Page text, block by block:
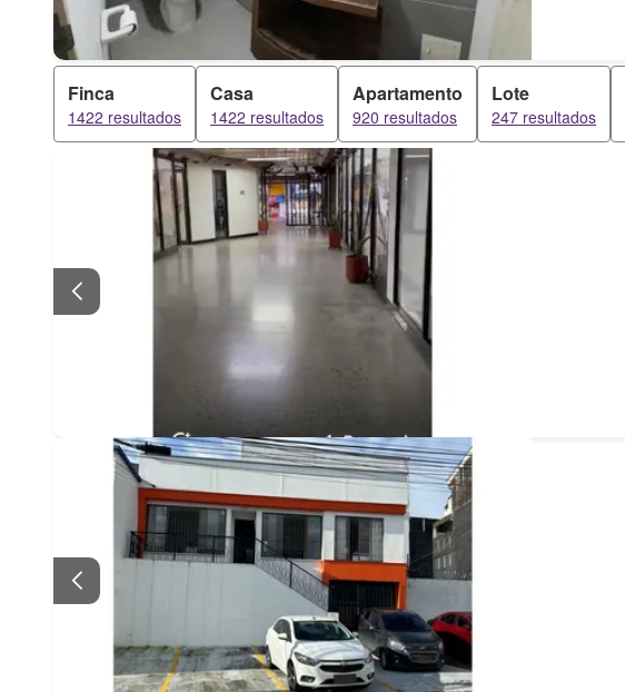
Finca
1422 resultados
Casa
1422 resultados
Apartamento
920 resultados
Lote
247 resultados